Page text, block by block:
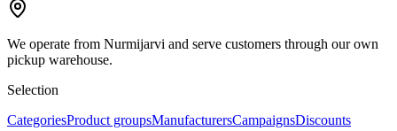
We operate from Nurmijarvi and serve customers through our own
pickup warehouse.
Selection
CategoriesProduct groupsManufacturersCampaignsDiscounts